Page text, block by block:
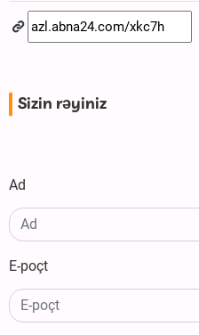
Sizin rəyiniz
Ad
E-poçt